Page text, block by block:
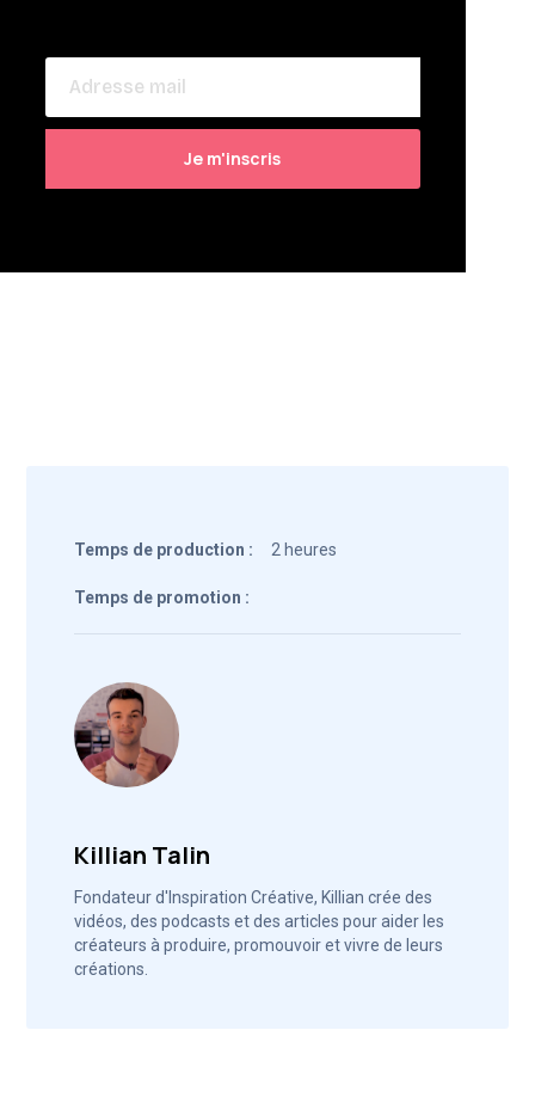
Temps de production : 2 heures
Temps de promotion :
Killian Talin
Fondateur d'Inspiration Créative, Killian crée des
vidéos, des podcasts et des articles pour aider les
créateurs à produire, promouvoir et vivre de leurs
créations.